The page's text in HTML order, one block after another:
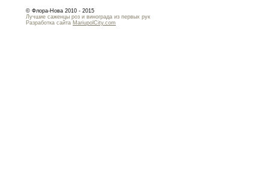
© Флора-Нова 2010 - 2015
Лучшие саженцы роз и винограда из первых рук
Разработка сайта MariupolCity.com